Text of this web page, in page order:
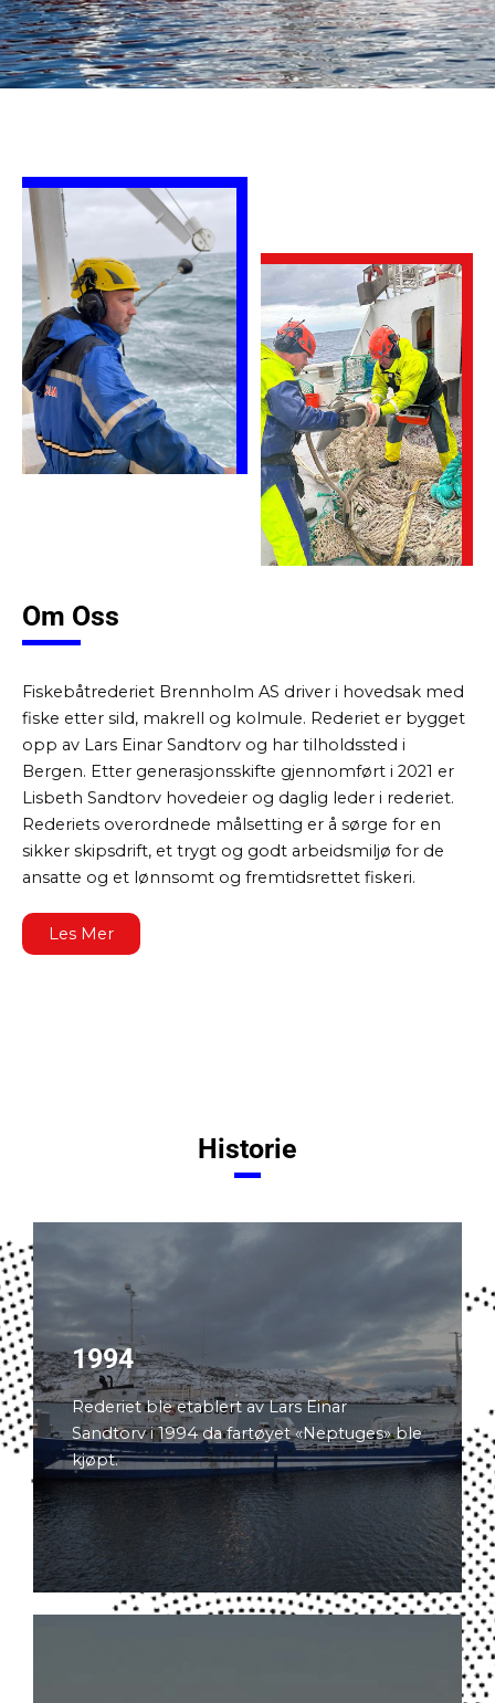
Om Oss
Fiskebåtrederiet Brennholm AS driver i hovedsak med
fiske etter sild, makrell og kolmule. Rederiet er bygget
opp av Lars Einar Sandtorv og har tilholdssted i
Bergen. Etter generasjonsskifte gjennomført i 2021 er
Lisbeth Sandtorv hovedeier og daglig leder i rederiet.
Rederiets overordnede målsetting er å sørge for en
sikker skipsdrift, et trygt og godt arbeidsmiljø for de
ansatte og et lønnsomt og fremtidsrettet fiskeri.
Les Mer
Historie
1994
Rederiet ble etablert av Lars Einar
Sandtorv i 1994 da fartøyet «Neptuges» ble
kjøpt.